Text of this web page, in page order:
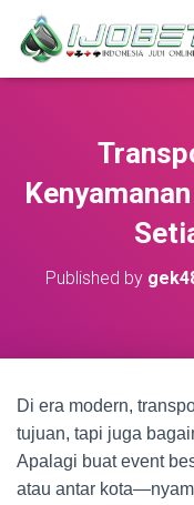
Published by
Di era modern,
tujuan, tapi juga
Apalagi buat event
atau antar